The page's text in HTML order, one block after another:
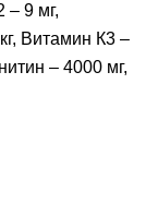
– 9 мг,
Витамин К3 –
– 4000 мг,